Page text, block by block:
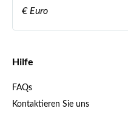
Become a Distribution Partner
Français
Español
Português
€ Euro
Hilfe
FAQs
Kontaktieren Sie uns